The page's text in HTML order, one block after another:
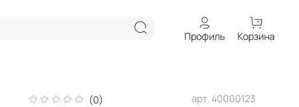
Профиль Корзина
(0) арт. 40000123